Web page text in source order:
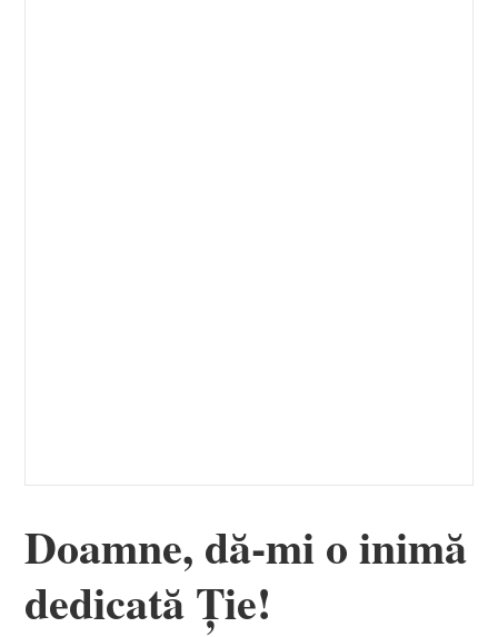
Doamne, dă-mi o inimă
dedicată Ție!